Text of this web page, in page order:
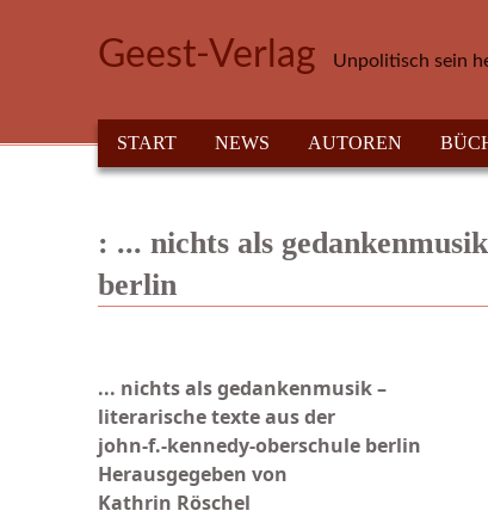
Geest-Verlag Unpolitisch sein
HAUPTMENÜ
START NEWS AUTOREN
: ... nichts als
berlin
... nichts als gedankenmusik –
literarische texte aus der
john-f.-kennedy-oberschule berlin
Herausgegeben von
Kathrin Röschel